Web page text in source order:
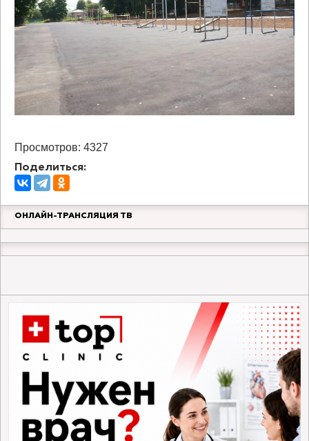
Просмотров: 4327
Поделиться:
ОНЛАЙН-ТРАНСЛЯЦИЯ ТВ